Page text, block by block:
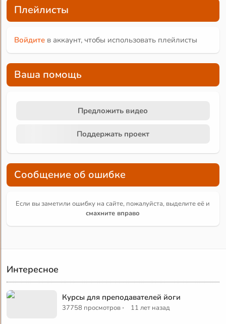
Плейлисты
Войдите в аккаунт, чтобы использовать плейлисты
Ваша помощь
Предложить видео
Поддержать проект
Сообщение об ошибке
Если вы заметили ошибку на сайте, пожалуйста, выделите её и
смахните вправо
Интересное
Курсы для преподавателей йоги
37758 просмотров · 11 лет назад